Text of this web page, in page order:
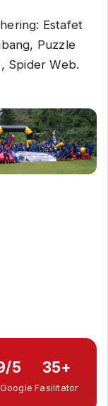
Estafet
Puzzle
Spider Web.
5 35+
Fasilitator